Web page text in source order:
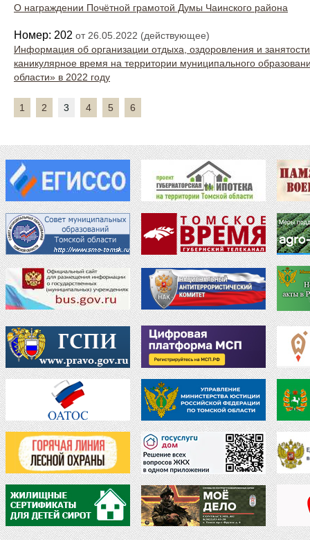
О награждении Почётной грамотой Думы Чаинского района
Номер: 202 от 26.05.2022 (действующее)
Информация об организации отдыха, оздоровления и
каникулярное время на территории муниципального
области» в 2022 году
1 2 3 4 5 6